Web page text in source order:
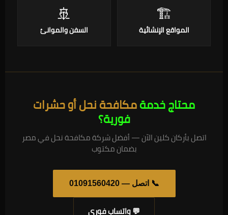
🏗️
المواقع الإنشائية
🚢
السفن والموانئ
محتاج خدمةمكافحة نحل أو حشرات
فورية؟
اتصل بأركان كلين الآن — أفضل شركة مكافحة نحل في مصر
بضمان مكتوب
📞 اتصل — 01091560420
💬 واتساب فوري